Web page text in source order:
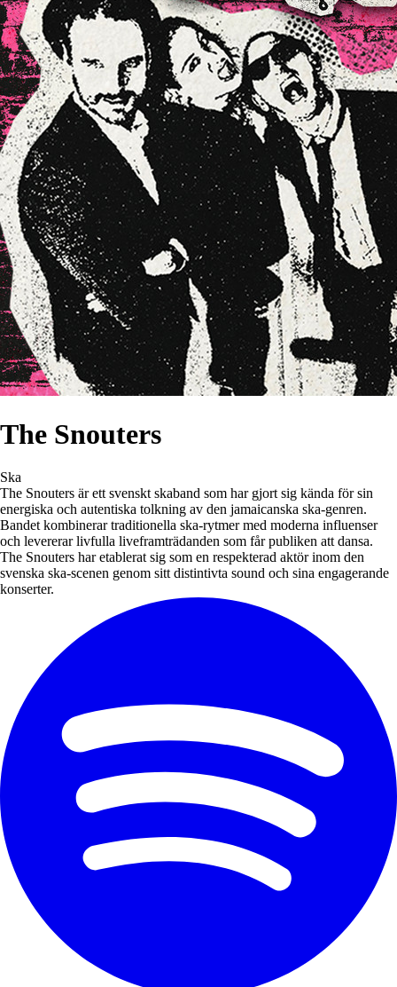
The Snouters
Ska
The Snouters är ett svenskt skaband som har gjort sig kända för sin
energiska och autentiska tolkning av den jamaicanska ska-genren.
Bandet kombinerar traditionella ska-rytmer med moderna influenser
och levererar livfulla liveframträdanden som får publiken att dansa.
The Snouters har etablerat sig som en respekterad aktör inom den
svenska ska-scenen genom sitt distintivta sound och sina engagerande
konserter.